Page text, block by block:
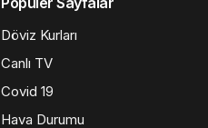
Döviz Kurları
Canlı TV
Covid 19
Hava Durumu